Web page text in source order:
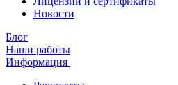
Новости
Блог
Наши работы
Информация